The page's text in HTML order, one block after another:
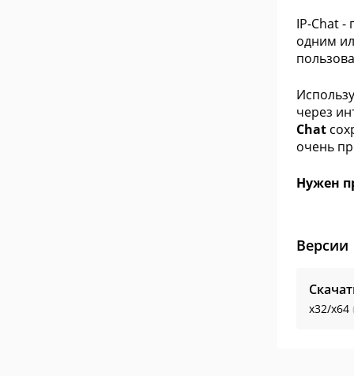
IP-Chat -
одним
через
Chat
очень
Нужен
Версии
x32/x64